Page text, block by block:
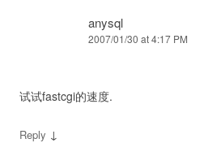
anysql
2007/01/30 at 4:17 PM
试试fastcgi的速度.
Reply ↓